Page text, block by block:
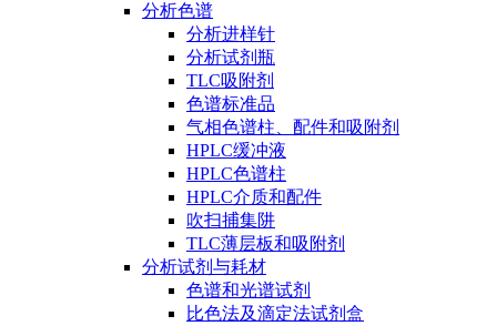
分析色谱
分析进样针
分析试剂瓶
TLC吸附剂
色谱标准品
气相色谱柱、配件和吸附剂
HPLC缓冲液
HPLC色谱柱
HPLC介质和配件
吹扫捕集阱
TLC薄层板和吸附剂
分析试剂与耗材
色谱和光谱试剂
比色法及滴定法试剂盒